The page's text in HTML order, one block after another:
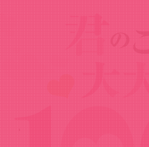
Goods
花園羽々里バースデースイーツ